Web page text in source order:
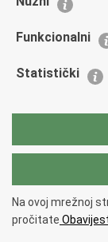
Udruge
Policijska
Zaklada
Vučetić"
Copyright © 2026
pristupačnosti.
Funkcionalni
Statistički
Na ovoj mrežnoj
pročitate